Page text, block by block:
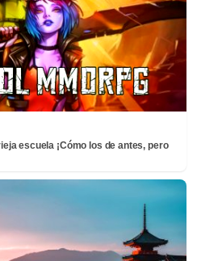
escuela ¡Cómo los de antes, pero